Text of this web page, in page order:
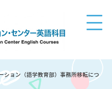
ション（語学教育部）事務所移転につ